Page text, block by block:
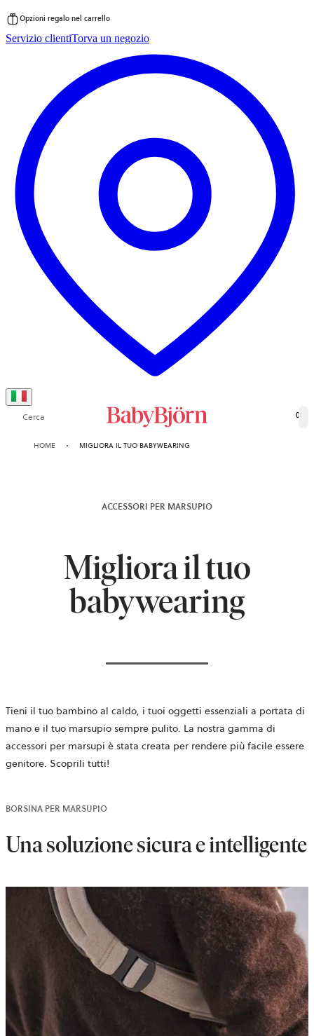
al
Opzioni regalo nel carrello
Servizio clientiTorva un negozio
Cerca 0
HOME MIGLIORA IL TUO BABYWEARING
ACCESSORI PER MARSUPIO
Migliora il tuo
babywearing
Tieni il tuo bambino al caldo, i tuoi oggetti essenziali a portata di
mano e il tuo marsupio sempre pulito. La nostra gamma di
accessori per marsupi è stata creata per rendere più facile essere
genitore. Scoprili tutti!
BORSINA PER MARSUPIO
Una soluzione sicura e intelligente